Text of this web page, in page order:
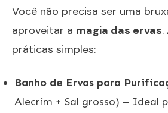
Você não precisa ser uma
aproveitar a magia das ervas
práticas simples:
Banho de Ervas para
Alecrim + Sal grosso) – Ideal